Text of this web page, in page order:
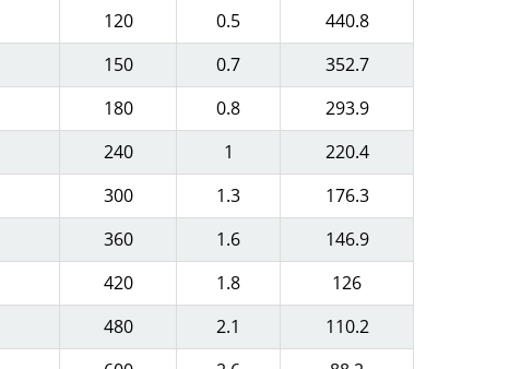
120 0.5
440.8
150 0.7
352.7
180 0.8
293.9
240 1
220.4
300 1.3
176.3
360 1.6
146.9
420 1.8
126
480 2.1
110.2